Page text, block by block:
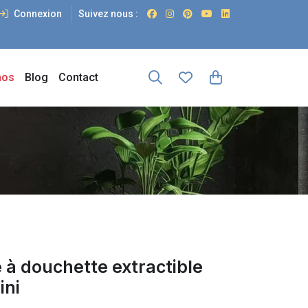
Connexion Suivez nous :
Blog Contact
à douchette extractible